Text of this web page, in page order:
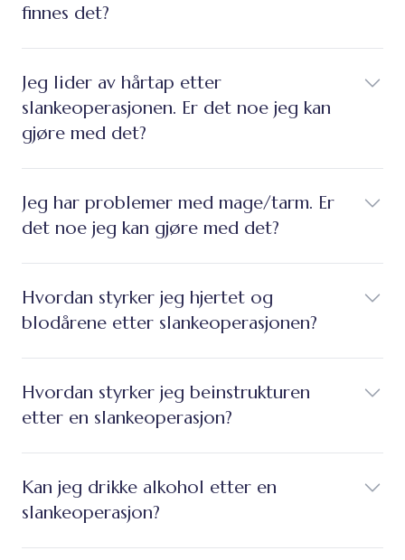
finnes det?
Jeg lider av hårtap etter
slankeoperasjonen. Er det noe jeg kan
gjøre med det?
Jeg har problemer med mage/tarm. Er
det noe jeg kan gjøre med det?
Hvordan styrker jeg hjertet og
blodårene etter slankeoperasjonen?
Hvordan styrker jeg beinstrukturen
etter en slankeoperasjon?
Kan jeg drikke alkohol etter en
slankeoperasjon?